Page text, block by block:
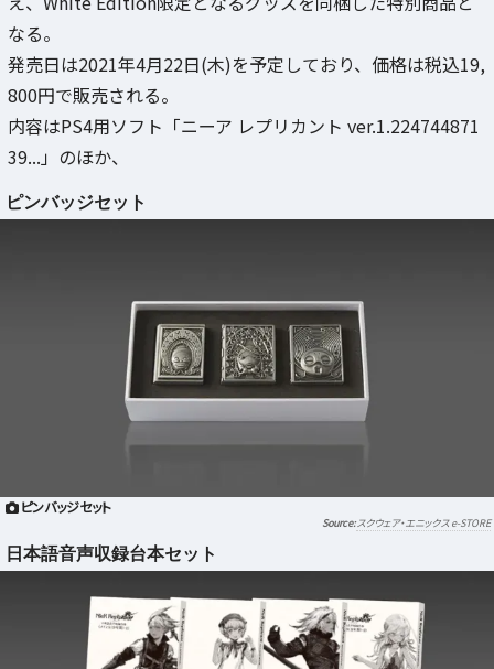
なる。
発売日は2021年4月22日(木)を予定しており、価格は税込19,
800円で販売される。
内容はPS4用ソフト「ニーア レプリカント ver.1.224744871
39...」のほか、
ピンバッジセット
ピンバッジセット
スクウェア・エニックス e-STORE
日本語音声収録台本セット